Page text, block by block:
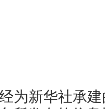
为新华社承